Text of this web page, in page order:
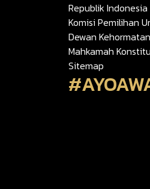
Republik Indonesia
Komisi Pemilihan
Dewan
Mahkamah
Sitemap